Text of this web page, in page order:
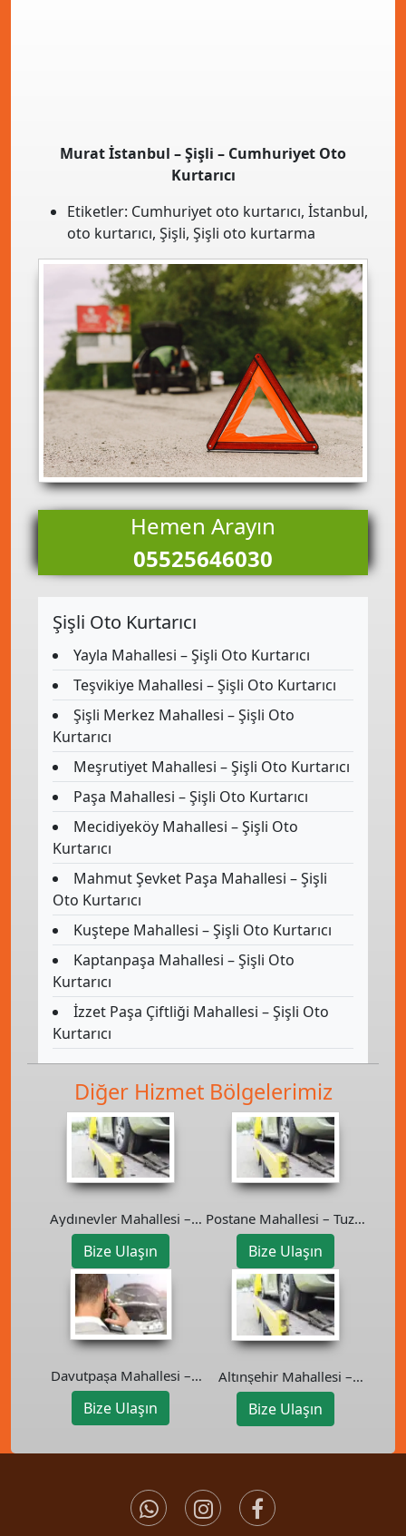
Murat İstanbul – Şişli – Cumhuriyet Oto
Kurtarıcı
Etiketler: Cumhuriyet oto kurtarıcı, İstanbul,
oto kurtarıcı, Şişli, Şişli oto kurtarma
Hemen Arayın
05525646030
Şişli Oto Kurtarıcı
Yayla Mahallesi – Şişli Oto Kurtarıcı
Teşvikiye Mahallesi – Şişli Oto Kurtarıcı
Şişli Merkez Mahallesi – Şişli Oto
Kurtarıcı
Meşrutiyet Mahallesi – Şişli Oto Kurtarıcı
Paşa Mahallesi – Şişli Oto Kurtarıcı
Mecidiyeköy Mahallesi – Şişli Oto
Kurtarıcı
Mahmut Şevket Paşa Mahallesi – Şişli
Oto Kurtarıcı
Kuştepe Mahallesi – Şişli Oto Kurtarıcı
Kaptanpaşa Mahallesi – Şişli Oto
Kurtarıcı
İzzet Paşa Çiftliği Mahallesi – Şişli Oto
Kurtarıcı
Diğer Hizmet Bölgelerimiz
Aydınevler Mahallesi –
Maltepe Oto Kurtarıcı
Bize Ulaşın
Postane Mahallesi – Tuzla
Oto Kurtarıcı
Bize Ulaşın
Davutpaşa Mahallesi –
Esenler Oto Kurtarıcı
Bize Ulaşın
Altınşehir Mahallesi –
Ümraniye Oto Kurtarıcı
Bize Ulaşın